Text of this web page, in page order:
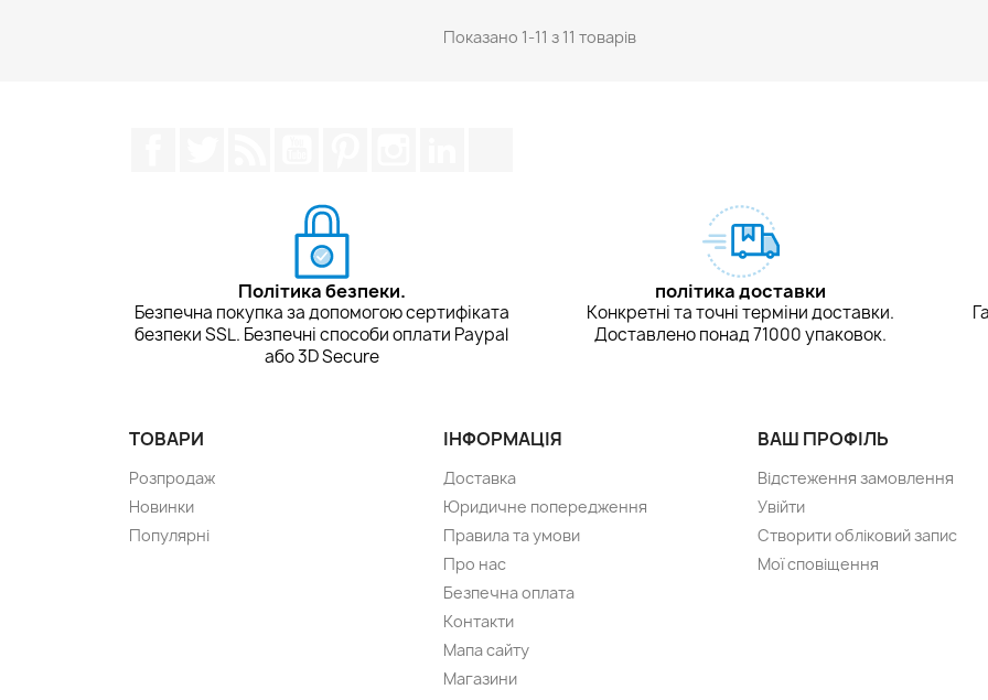
Показано 1-11 з 11 товарів
Політика безпеки.
Безпечна покупка за допомогою сертифіката
безпеки SSL. Безпечні способи оплати Paypal
або 3D Secure
політика доставки
Конкретні та точні терміни доставки.
Доставлено понад 71000 упаковок.
ТОВАРИ
Розпродаж
Новинки
Популярні
ІНФОРМАЦІЯ
Доставка
Юридичне попередження
Правила та умови
Про нас
Безпечна оплата
Контакти
Мапа сайту
Магазини
ВАШ ПРОФІЛЬ
Відстеження замовлення
Увійти
Створити обліковий запис
Мої сповіщення